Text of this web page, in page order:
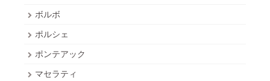
ボルボ
ポルシェ
ポンテアック
マセラティ